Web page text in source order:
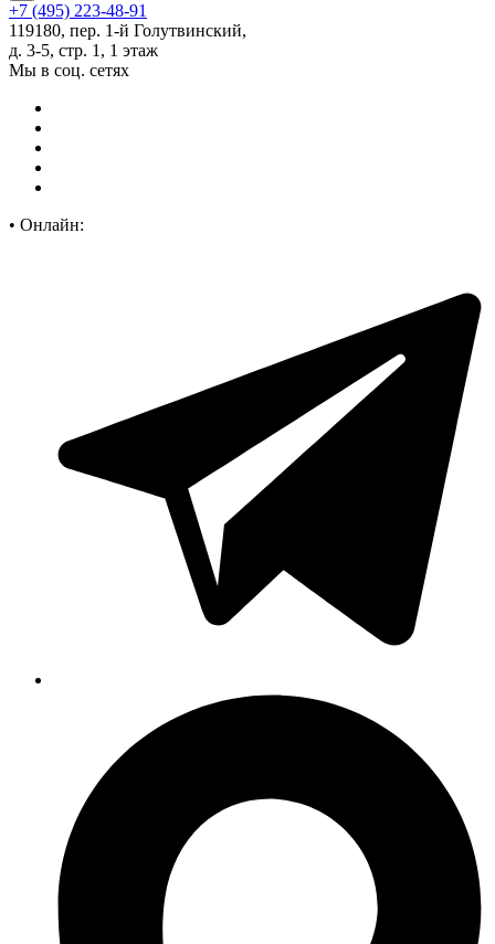
+7 (495) 223-48-91
119180, пер. 1-й Голутвинский,
д. 3-5, стр. 1, 1 этаж
Мы в соц. сетях
• Онлайн: